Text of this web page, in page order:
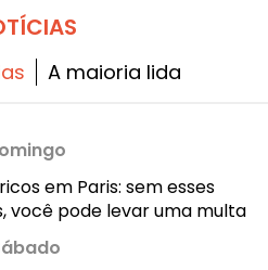
A maioria lida
em Paris: sem esses
você pode levar uma multa